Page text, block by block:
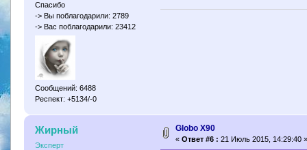
Спасибо
-> Вы поблагодарили: 2789
-> Вас поблагодарили: 23412
Сообщений: 6488
Респект: +5134/-0
Жирный
Эксперт
Globo X90
« Ответ #6 : 21 Июль 2015, 14:29:40 »